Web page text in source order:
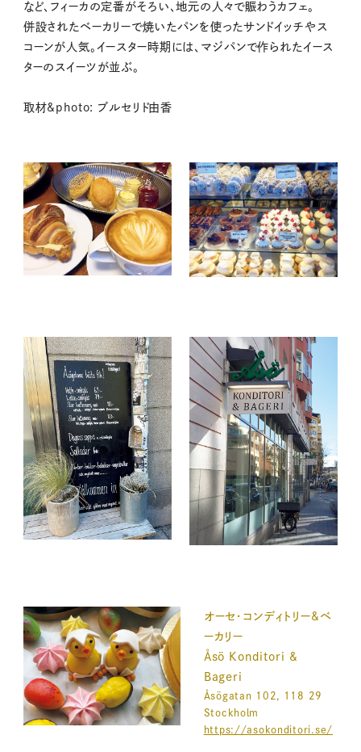
など、フィーカの定番がそろい、地元の人々で賑わうカフェ。
併設されたベーカリーで焼いたパンを使ったサンドイッチやス
コーンが人気。イースター時期には、マジパンで作られたイース
ターのスイーツが並ぶ。
取材&photo: ブルセリド由香
オーセ・コンディトリー&ベ
ーカリー
Åsö Konditori &
Bageri
Åsögatan 102, 118 29
Stockholm
https://asokonditori.se/